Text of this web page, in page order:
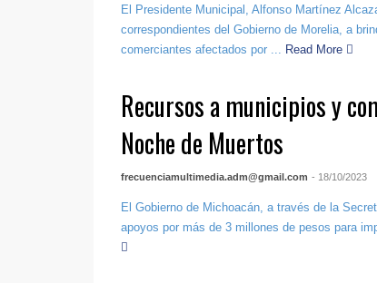
El Presidente Municipal, Alfonso Martínez
correspondientes del Gobierno de Morelia, a
comerciantes afectados por ...
Read More
Recursos a municipios y
Noche de Muertos
frecuenciamultimedia.adm@gmail.com - 18/10/2023
El Gobierno de Michoacán, a través de la
apoyos por más de 3 millones de pesos para